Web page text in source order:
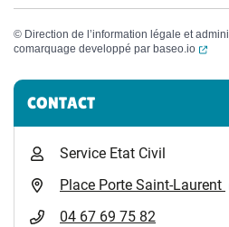
© Direction de l’information légale et
comarquage developpé par baseo.io
Informations
CONTACT
Service Etat Civil
Place Porte Saint-Laurent
04 67 69 75 82